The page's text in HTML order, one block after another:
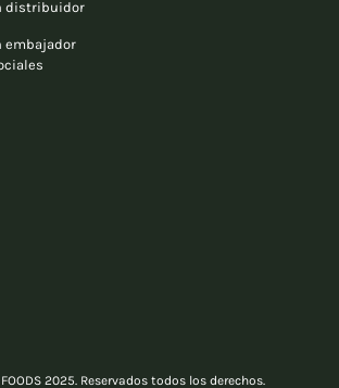
distribuidor
embajador
FOODS 2025. Reservados todos los derechos.